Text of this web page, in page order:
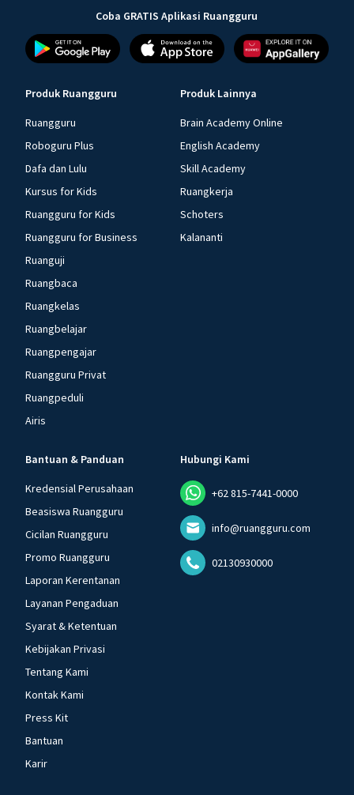
Coba GRATIS Aplikasi Ruangguru
Produk Ruangguru
Ruangguru
Roboguru Plus
Dafa dan Lulu
Kursus for Kids
Ruangguru for Kids
Ruangguru for Business
Ruanguji
Ruangbaca
Ruangkelas
Ruangbelajar
Ruangpengajar
Ruangguru Privat
Ruangpeduli
Airis
Produk Lainnya
Brain Academy Online
English Academy
Skill Academy
Ruangkerja
Schoters
Kalananti
Bantuan & Panduan
Kredensial Perusahaan
Beasiswa Ruangguru
Cicilan Ruangguru
Promo Ruangguru
Laporan Kerentanan
Layanan Pengaduan
Syarat & Ketentuan
Kebijakan Privasi
Tentang Kami
Kontak Kami
Press Kit
Bantuan
Karir
Hubungi Kami
+62 815-7441-0000
info@ruangguru.com
02130930000